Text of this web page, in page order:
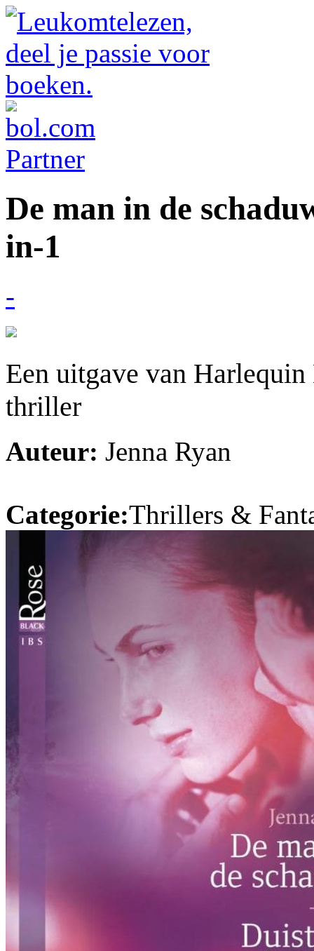
De man in de
in-1
-
Een uitgave van
thriller
Auteur: Jenna Ryan
Categorie:Thrillers &